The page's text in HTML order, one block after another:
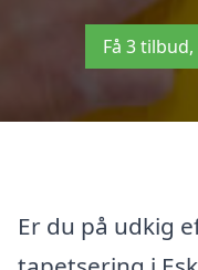
Få 3
Er du på udkig